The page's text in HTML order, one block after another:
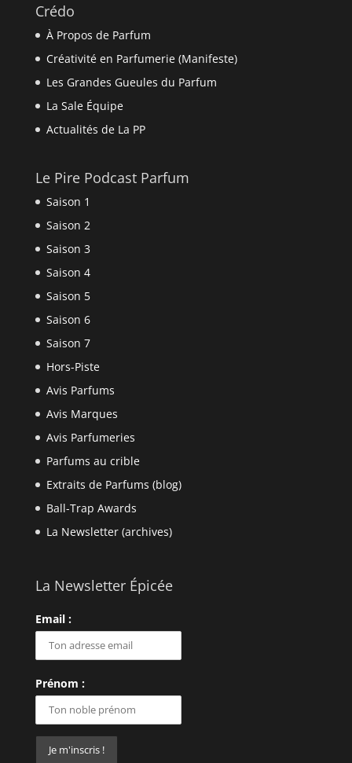
Crédo
À Propos de Parfum
Créativité en Parfumerie (Manifeste)
Les Grandes Gueules du Parfum
La Sale Équipe
Actualités de La PP
Le Pire Podcast Parfum
Saison 1
Saison 2
Saison 3
Saison 4
Saison 5
Saison 6
Saison 7
Hors-Piste
Avis Parfums
Avis Marques
Avis Parfumeries
Parfums au crible
Extraits de Parfums (blog)
Ball-Trap Awards
La Newsletter (archives)
La Newsletter Épicée
Email :
Prénom :